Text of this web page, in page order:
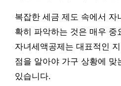
복잡한 세금 제도 속에서 자
확히 파악하는 것은 매우 중
자녀세액공제는 대표적인
점을 알아야 가구 상황에 맞
있습니다.